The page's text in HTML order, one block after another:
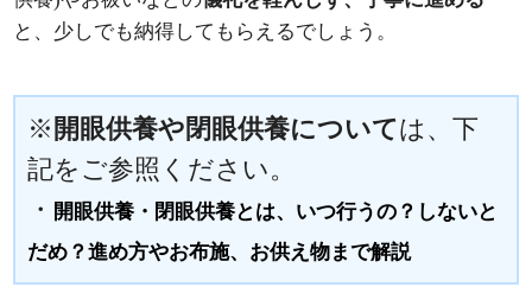
と、少しでも納得してもらえるでしょう。
※ 開眼供養や閉眼供養については、下
記をご参照ください。
・
開眼供養・閉眼供養とは、いつ行うの？しないと
だめ？進め方やお布施、お供え物まで解説